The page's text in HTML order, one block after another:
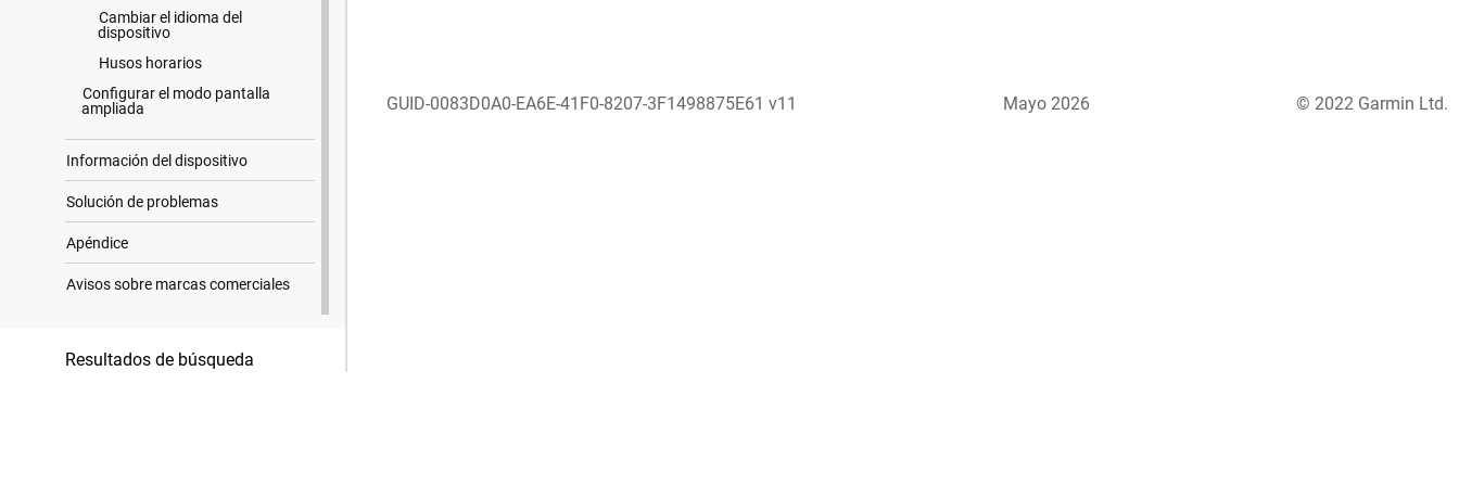
Cambiar el idioma del
dispositivo
Husos horarios
Configurar el modo pantalla
ampliada
Información del dispositivo
Solución de problemas
Apéndice
Avisos sobre marcas comerciales
Resultados de búsqueda
GUID-0083D0A0-EA6E-41F0-8207-3F1498875E61 v11 Mayo 2026 © 2022 Garmin Ltd.